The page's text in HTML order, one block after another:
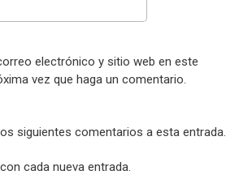
electrónico y sitio web en este
vez que haga un comentario.
siguientes comentarios a esta entrada.
cada nueva entrada.